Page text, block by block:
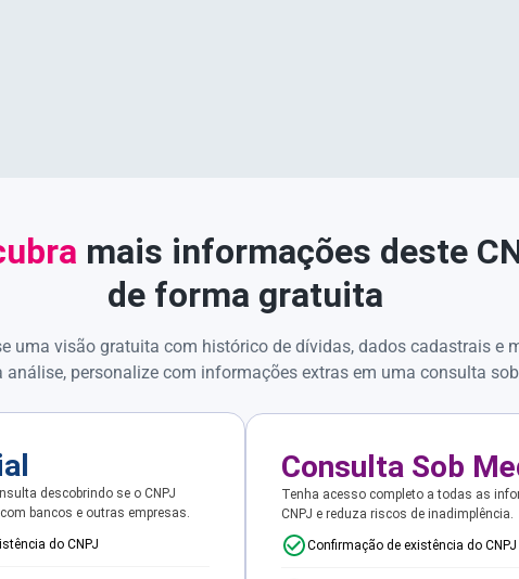
mais informações deste
de forma gratuita
uma visão gratuita com histórico de dívidas, dados cadastrais e
análise, personalize com informações extras em uma consulta
descobrindo se o CNPJ
bancos e outras empresas.
do CNPJ
Consulta Sob
Tenha acesso completo a todas as
CNPJ e reduza riscos de inadimplência.
Confirmação de existência do CNPJ